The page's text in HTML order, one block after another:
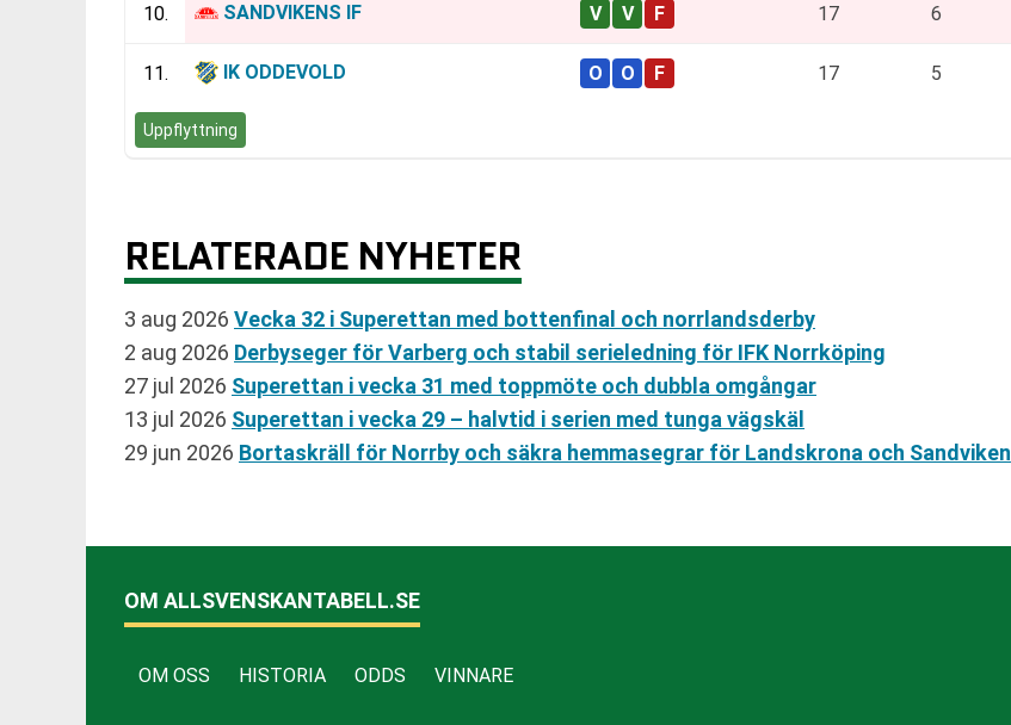
10. SANDVIKENS IF 17 6
11. IK ODDEVOLD 17 5
Uppflyttning
RELATERADE NYHETER
3 aug 2026 Vecka 32 i Superettan med bottenfinal och norrlandsderby
2 aug 2026 Derbyseger för Varberg och stabil serieledning för IFK Norrköping
27 jul 2026 Superettan i vecka 31 med toppmöte och dubbla omgångar
13 jul 2026 Superettan i vecka 29 – halvtid i serien med tunga vägskäl
29 jun 2026 Bortaskräll för Norrby och säkra hemmasegrar för Landskrona och Sandviken
OM ALLSVENSKANTABELL.SE
OM OSS HISTORIA ODDS VINNARE